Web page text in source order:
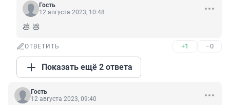
Гость
12 августа 2023, 10:48
💩 💩
ОТВЕТИТЬ +1 –0
Показать ещё 2 ответа
Гость
12 августа 2023, 09:40